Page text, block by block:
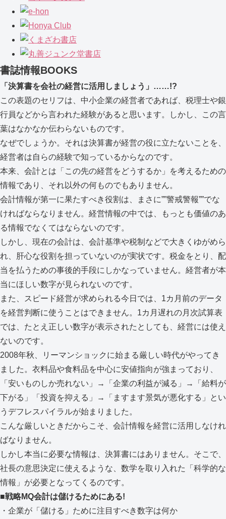
書誌情報BOOKS
「決算書を会社の経営に活用しましょう」……!?
この表題のセリフは、中小企業の経営者であれば、税理士や銀
行員などから言われた経験があると思います。しかし、この言
葉はなかなか伝わらないものです。
なぜでしょうか。それは決算書が経営の役に立たないことを、
経営者は自らの経験で知っているからなのです。
本来、会計とは「この先の経営をどうするか」を考えるための
情報であり、それ以外の何ものでもありません。
会計情報が第一に果たすべき役割は、まさに””警戒警報””でな
ければならなりません。経営情報の中では、もっとも価値のあ
る情報でなくてはならないのです。
しかし、現在の会計は、会計基準や税制などで大きくゆがめら
れ、肝心な役割を担っていないのが実状です。税金をとり、配
当を払うための事後的手段にしかなっていません。経営者が本
当にほしい数字が見られないのです。
また、スピード経営が求められる今日では、1カ月前のデータ
を経営判断に使うことはできません。1カ月遅れの月次試算表
では、たとえ正しい数字が表示されたとしても、経営には使え
ないのです。
2008年秋、リーマンショックに始まる厳しい時代がやってき
ました。衣料品や食料品を中心に安値指向が強まっており、
「安いものしか売れない」→「企業の利益が減る」→「給料が
下がる」「投資を抑える」→「ますます景気が悪化する」とい
うデフレスパイラルが始まりました。
こんな厳しいときだからこそ、会計情報を経営に活用しなけれ
ばなりません。
しかし本当に必要な情報は、決算書にはありません。そこで、
社長の意思決定に使えるような、数学を取り入れた「科学的な
情報」が必要となってくるのです。
■戦略MQ会計は儲けるためにある!
・企業が「儲ける」ために注目すべき数字は何か